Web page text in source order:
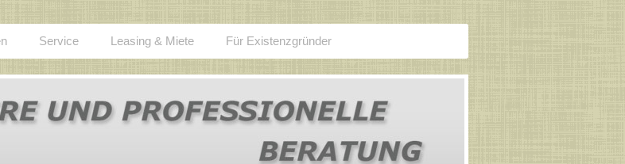
Service Leasing & Miete Für Existenzgründer